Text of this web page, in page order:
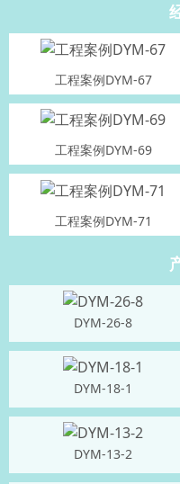
工程案例DYM-67
工程案例DYM-69
工程案例DYM-71
DYM-26-8
DYM-18-1
DYM-13-2